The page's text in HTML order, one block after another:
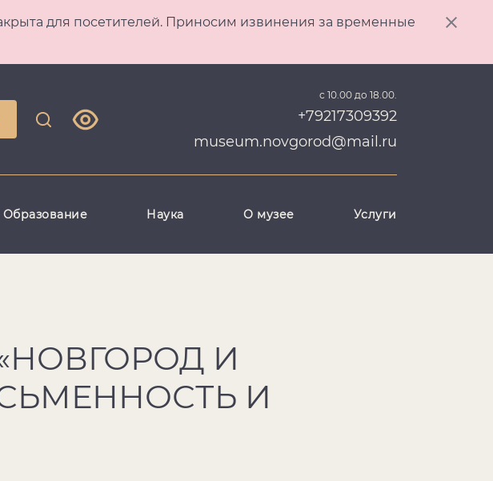
для посетителей. Приносим извинения за временные
с 10.00 до 18.00.
+79217309392
museum.novgorod@mail.ru
Образование Наука О музее Услуги
И
И